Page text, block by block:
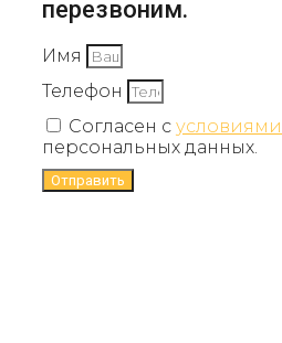
перезвоним.
Имя
Телефон
Согласен с
персональных данных.
Отправить